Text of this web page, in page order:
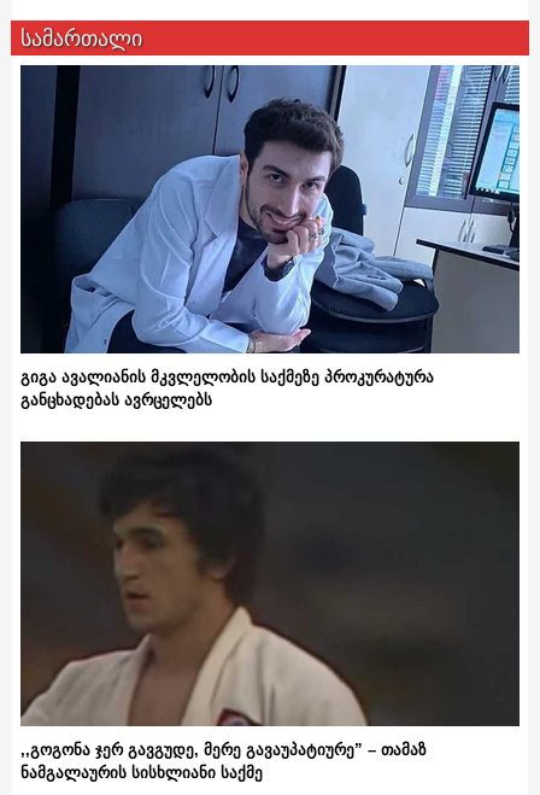
სამართალი
გიგა ავალიანის მკვლელობის საქმეზე პროკურატურა
განცხადებას ავრცელებს
,,გოგონა ჯერ გავგუდე, მერე გავაუპატიურე” – თამაზ
ნამგალაურის სისხლიანი საქმე